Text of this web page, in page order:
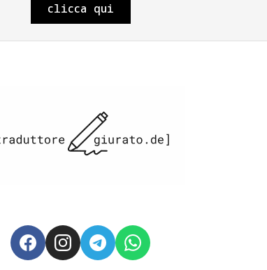
clicca qui